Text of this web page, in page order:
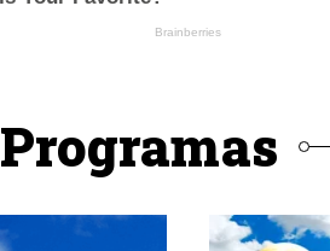
Programas